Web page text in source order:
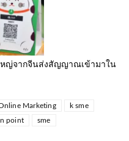
ญ่จากจีนส่งสัญญาณเข้ามาใน
Marketing
k sme
point
sme